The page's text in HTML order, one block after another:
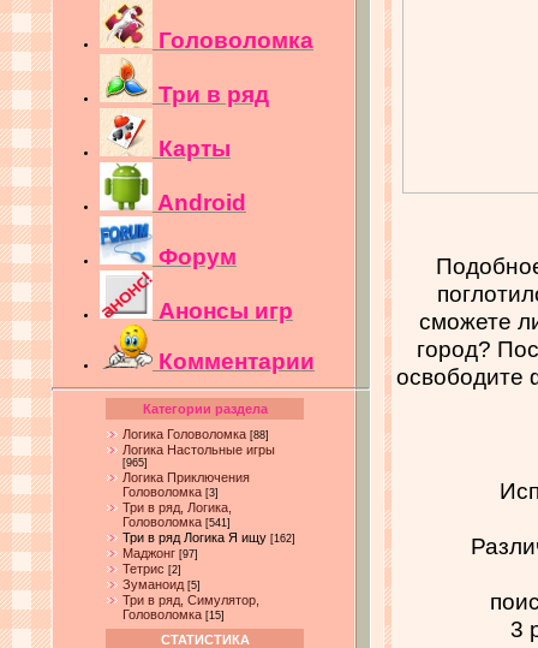
Головоломка
Три в ряд
Карты
Android
Форум
Анонсы игр
Комментарии
Категории раздела
Логика Головоломка [88]
Логика Настольные игры
[965]
Логика Приключения
Головоломка [3]
Три в ряд, Логика,
Головоломка [541]
Три в ряд Логика Я ищу [162]
Маджонг [97]
Тетрис [2]
Зуманоид [5]
Три в ряд, Симулятор,
Головоломка [15]
СТАТИСТИКА
сможете
город?
освободите
3